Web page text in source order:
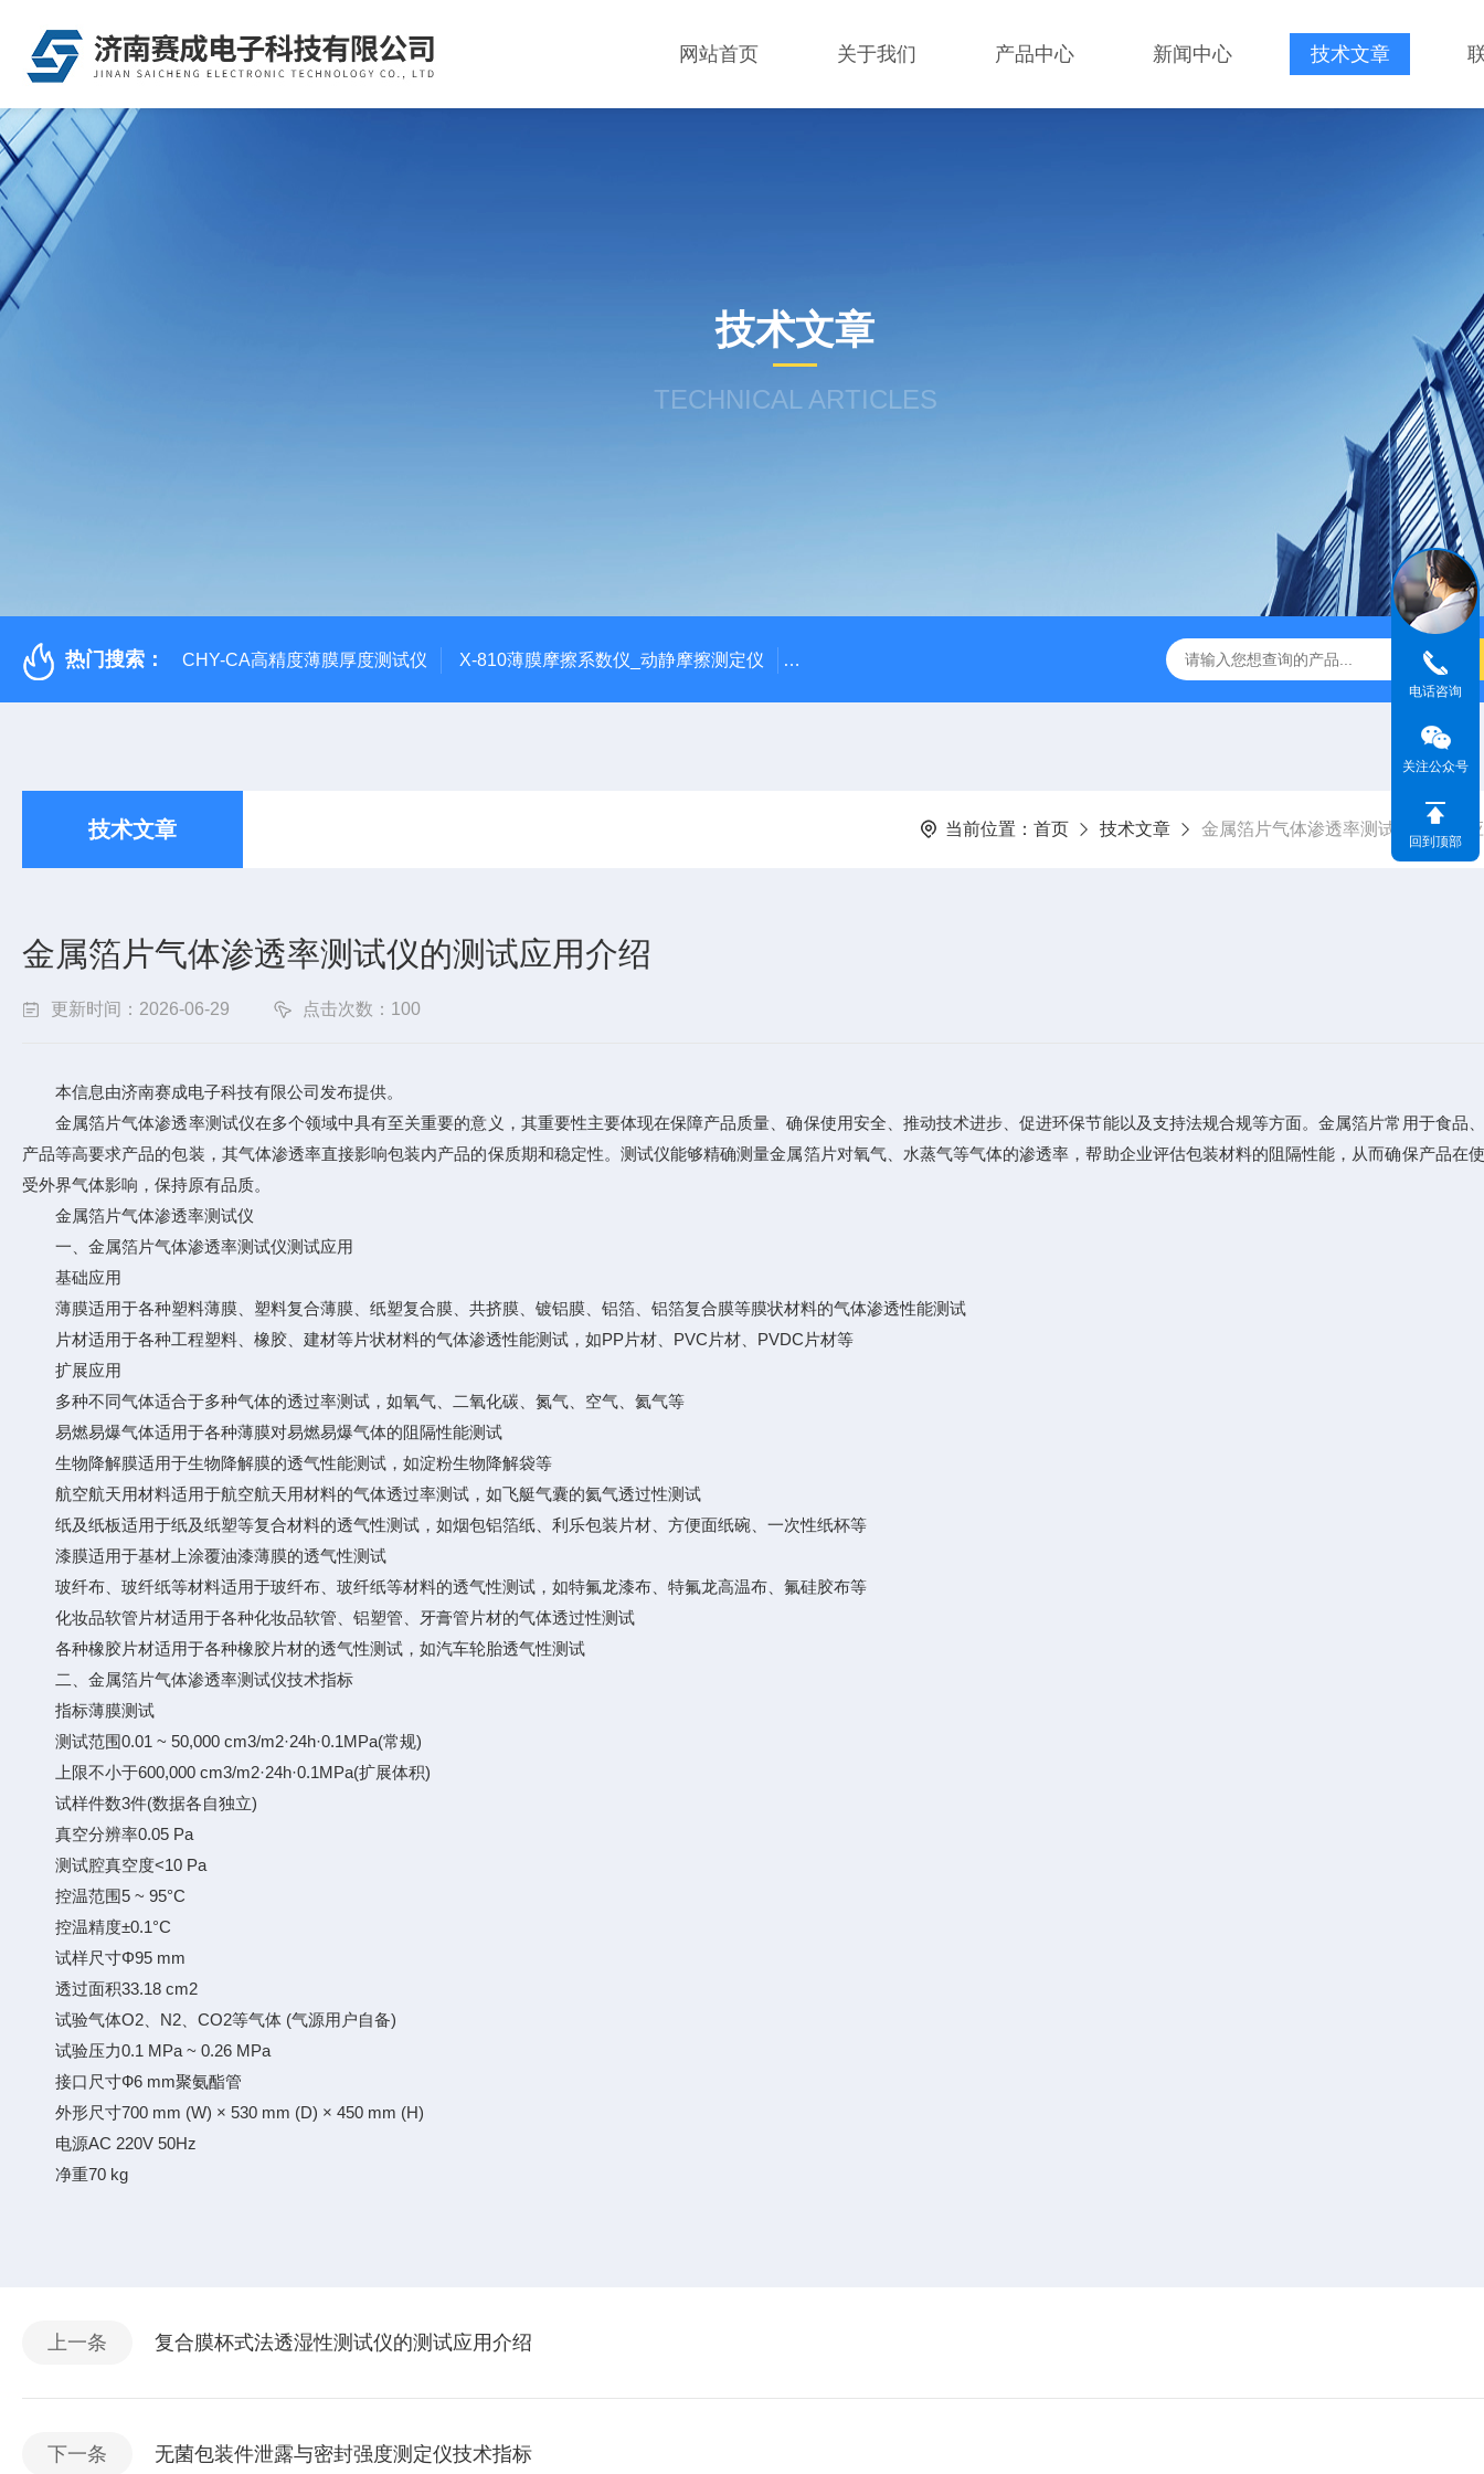
网站首页 关于我们 产品中心 新闻中心 技术文章
技术文章
TECHNICAL ARTICLES
热门搜索： CHY-CA高精度薄膜厚度测试仪 X-810薄膜摩擦系数仪_动静摩擦测定仪 SCK-H玻璃瓶耐热冲击检测仪 赛成仪器 密封测漏仪 密封检测设备 NJY-H5全自
技术文章 当前位置： 首页 技术文章 金属箔片气体渗透率测试仪的测试
金属箔片气体渗透率测试仪的测试应用介绍
更新时间：2026-06-29 点击次数：100
本信息由济南赛成电子科技有限公司发布提供。
金属箔片气体渗透率测试仪在多个领域中具有至关重要的意义，其重要性主要体现在保障产品质量、确保使用安全、推动技术进步、促进环保节能以及支持法规合规等方面。金属箔片常用于食品
产品等高要求产品的包装，其气体渗透率直接影响包装内产品的保质期和稳定性。测试仪能够精确测量金属箔片对氧气、水蒸气等气体的渗透率，帮助企业评估包装材料的阻隔性能，从而确保产品在
受外界气体影响，保持原有品质。
金属箔片气体渗透率测试仪
一、金属箔片气体渗透率测试仪测试应用
基础应用
薄膜适用于各种塑料薄膜、塑料复合薄膜、纸塑复合膜、共挤膜、镀铝膜、铝箔、铝箔复合膜等膜状材料的气体渗透性能测试
片材适用于各种工程塑料、橡胶、建材等片状材料的气体渗透性能测试，如PP片材、PVC片材、PVDC片材等
扩展应用
多种不同气体适合于多种气体的透过率测试，如氧气、二氧化碳、氮气、空气、氦气等
易燃易爆气体适用于各种薄膜对易燃易爆气体的阻隔性能测试
生物降解膜适用于生物降解膜的透气性能测试，如淀粉生物降解袋等
航空航天用材料适用于航空航天用材料的气体透过率测试，如飞艇气囊的氦气透过性测试
纸及纸板适用于纸及纸塑等复合材料的透气性测试，如烟包铝箔纸、利乐包装片材、方便面纸碗、一次性纸杯等
漆膜适用于基材上涂覆油漆薄膜的透气性测试
玻纤布、玻纤纸等材料适用于玻纤布、玻纤纸等材料的透气性测试，如特氟龙漆布、特氟龙高温布、氟硅胶布等
化妆品软管片材适用于各种化妆品软管、铝塑管、牙膏管片材的气体透过性测试
各种橡胶片材适用于各种橡胶片材的透气性测试，如汽车轮胎透气性测试
二、金属箔片气体渗透率测试仪技术指标
指标薄膜测试
测试范围0.01 ~ 50,000 cm3/m2·24h·0.1MPa(常规)
上限不小于600,000 cm3/m2·24h·0.1MPa(扩展体积)
试样件数3件(数据各自独立)
真空分辨率0.05 Pa
测试腔真空度<10 Pa
控温范围5 ~ 95°C
控温精度±0.1°C
试样尺寸Φ95 mm
透过面积33.18 cm2
试验气体O2、N2、CO2等气体 (气源用户自备)
试验压力0.1 MPa ~ 0.26 MPa
接口尺寸Ф6 mm聚氨酯管
外形尺寸700 mm (W) × 530 mm (D) × 450 mm (H)
电源AC 220V 50Hz
净重70 kg
上一条 复合膜杯式法透湿性测试仪的测试应用介绍
下一条 无菌包装件泄露与密封强度测定仪技术指标
电话咨询
关注公众号
回到顶部